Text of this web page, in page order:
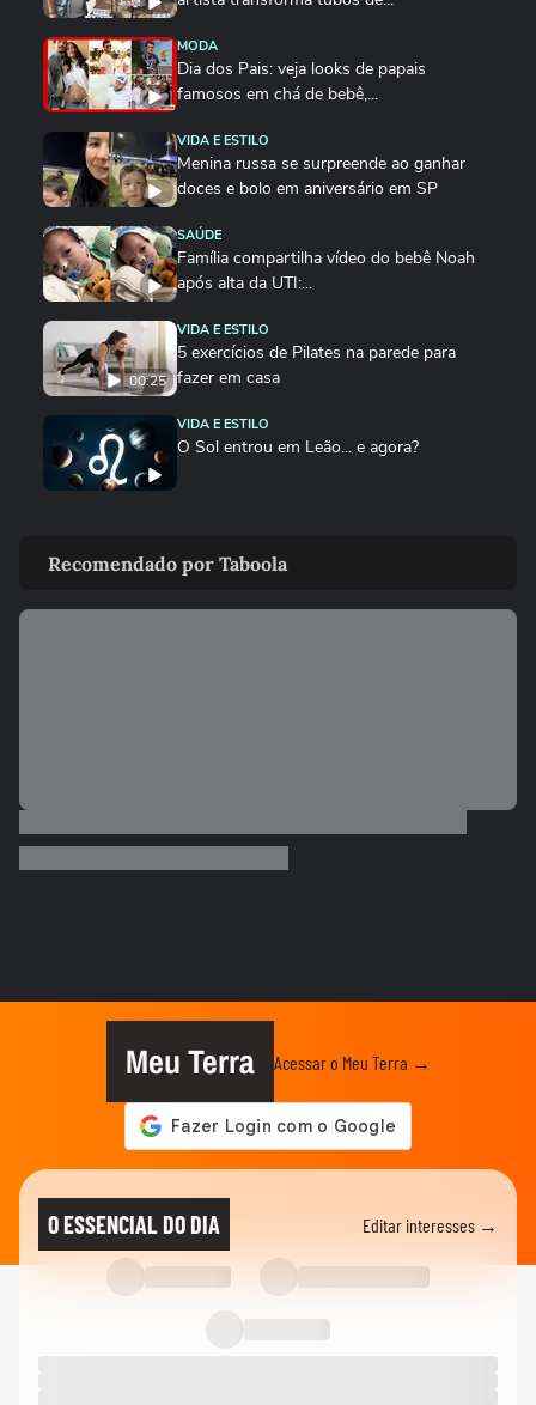
MODA
Dia dos Pais: veja looks de papais
famosos em chá de bebê,...
VIDA E ESTILO
Menina russa se surpreende ao ganhar
doces e bolo em aniversário em SP
SAÚDE
Família compartilha vídeo do bebê Noah
após alta da UTI:...
00:25
VIDA E ESTILO
5 exercícios de Pilates na parede para
fazer em casa
VIDA E ESTILO
O Sol entrou em Leão... e agora?
suplemento para não empedrar
DEGUSTA
padaria, mas gastando pouco
Veja quais foram as previsões de André
Mantovanni para todos os...
Céu da Semana: André Mantovanni
explica as energias e o que muda...
ANDRÉ MANTOVANNI
André Mantovanni revela os signos que
mais se destacam nesta...
Recomendado por Taboola
Meu Terra Acessar o Meu Terra →
O ESSENCIAL DO DIA Editar interesses →